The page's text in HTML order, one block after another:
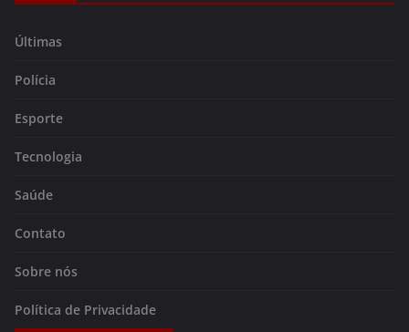
Últimas
Polícia
Esporte
Tecnologia
Saúde
Contato
Sobre nós
Política de Privacidade